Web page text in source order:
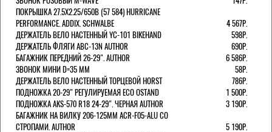
ПОКРЫШКА 27.5X2.25/650B (57 584) HURRICANE
PERFORMANCE. ADDIX. SCHWALBE
4 567Р.
ДЕРЖАТЕЛЬ ВЕЛО НАСТЕННЫЙ YC-101 BIKEHAND
598Р.
ДЕРЖАТЕЛЬ ФЛЯГИ ABC-13N AUTHOR
690Р.
БАГАЖНИК ПЕРЕДНИЙ 26-29". AUTHOR
6 586Р.
ЗВОНОК МИНИ D=35 ММ
58Р.
ДЕРЖАТЕЛЬ ВЕЛО НАСТЕННЫЙ ТОРЦЕВОЙ HORST
786Р.
ПОДНОЖКА 20-29" РЕГУЛИРУЕМАЯ ECO OSTAND
1 500Р.
ПОДНОЖКА AKS-570 R18 24-29". ЧЕРНАЯ AUTHOR
3 190Р.
БАГАЖНИК НА ВИЛКУ 206-125ММ ACR-F05-ALU СО
СТРОПАМИ. AUTHOR
5 190Р.